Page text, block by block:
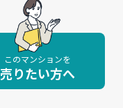
このマンションを
売りたい方へ